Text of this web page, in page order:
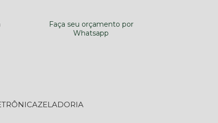
Faça seu orçamento por
Whatsapp
ZELADORIA